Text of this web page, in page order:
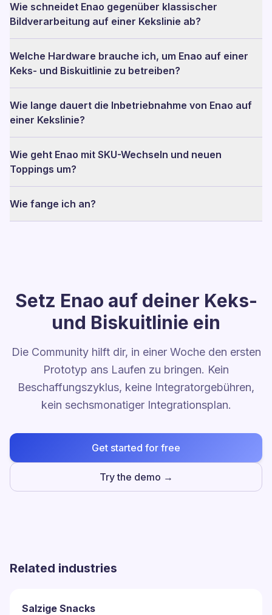
Wie schneidet Enao gegenüber klassischer
Bildverarbeitung auf einer Kekslinie ab?
Welche Hardware brauche ich, um Enao auf einer
Keks- und Biskuitlinie zu betreiben?
Wie lange dauert die Inbetriebnahme von Enao auf
einer Kekslinie?
Wie geht Enao mit SKU-Wechseln und neuen
Toppings um?
Wie fange ich an?
Setz Enao auf deiner Keks-
und Biskuitlinie ein
Die Community hilft dir, in einer Woche den ersten
Prototyp ans Laufen zu bringen. Kein
Beschaffungszyklus, keine Integratorgebühren,
kein sechsmonatiger Integrationsplan.
Get started for free
Try the demo →
Related industries
Salzige Snacks